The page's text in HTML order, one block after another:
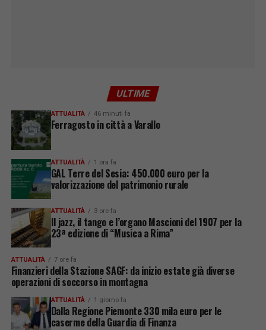
ULTIME
ATTUALITÀ 46 minuti fa
Ferragosto in città a Varallo
ATTUALITÀ 1 ora fa
GAL Terre del Sesia: 450.000 euro per la
valorizzazione del patrimonio rurale
ATTUALITÀ 3 ore fa
Il jazz, il tango e l’organo Mascioni del 1907 per la
23ª edizione di “Musica a Rima”
ATTUALITÀ 7 ore fa
Finanzieri della Stazione SAGF: da inizio estate già diverse
operazioni di soccorso in montagna
ATTUALITÀ 1 giorno fa
Dalla Regione Piemonte 330 mila euro per le
caserme della Guardia di Finanza